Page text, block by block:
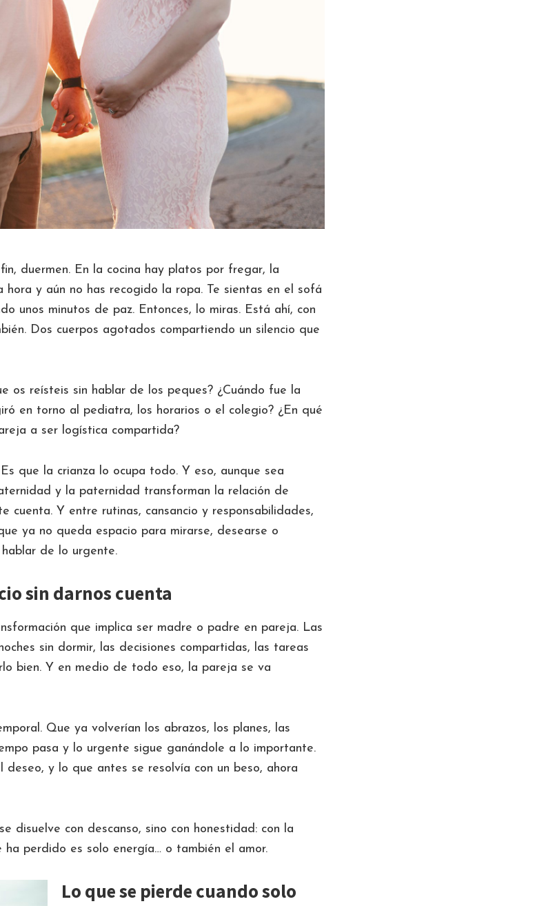
duermen. En la cocina hay platos por fregar, la
hora y aún no has recogido la ropa. Te sientas en el sofá
unos minutos de paz. Entonces, lo miras. Está ahí, con
Dos cuerpos agotados compartiendo un silencio que
os reísteis sin hablar de los peques? ¿Cuándo fue la
en torno al pediatra, los horarios o el colegio? ¿En qué
a ser logística compartida?
que la crianza lo ocupa todo. Y eso, aunque sea
y la paternidad transforman la relación de
cuenta. Y entre rutinas, cansancio y responsabilidades,
ya no queda espacio para mirarse, desearse o
de lo urgente.
sin darnos cuenta
que implica ser madre o padre en pareja. Las
sin dormir, las decisiones compartidas, las tareas
bien. Y en medio de todo eso, la pareja se va
Que ya volverían los abrazos, los planes, las
pasa y lo urgente sigue ganándole a lo importante.
deseo, y lo que antes se resolvía con un beso, ahora
disuelve con descanso, sino con honestidad: con la
perdido es solo energía… o también el amor.
Lo que se pierde cuando solo